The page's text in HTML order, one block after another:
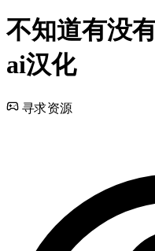
不知道有没
ai汉化
寻求资源